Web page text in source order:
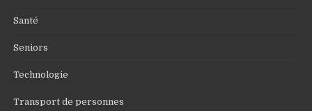
Santé
Seniors
Technologie
Transport de personnes